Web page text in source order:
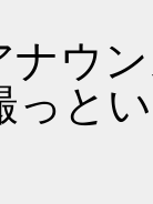
ナウ
っと